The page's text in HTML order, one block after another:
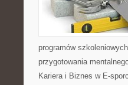
programów
przygotowania
Kariera i Biznes w E-